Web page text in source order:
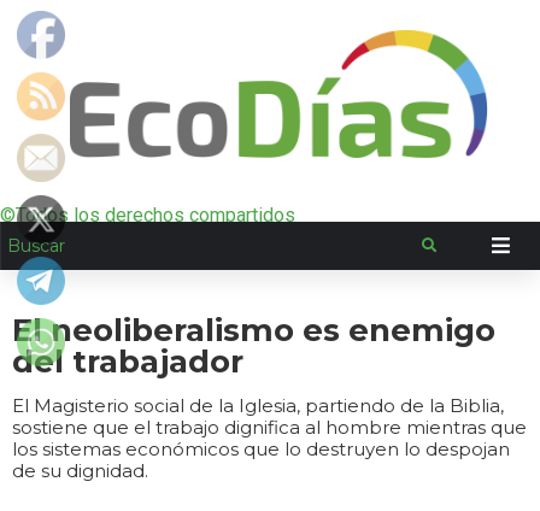
©Todos los derechos compartidos
El neoliberalismo es enemigo
del trabajador
El Magisterio social de la Iglesia, partiendo de la Biblia,
sostiene que el trabajo dignifica al hombre mientras que
los sistemas económicos que lo destruyen lo despojan
de su dignidad.